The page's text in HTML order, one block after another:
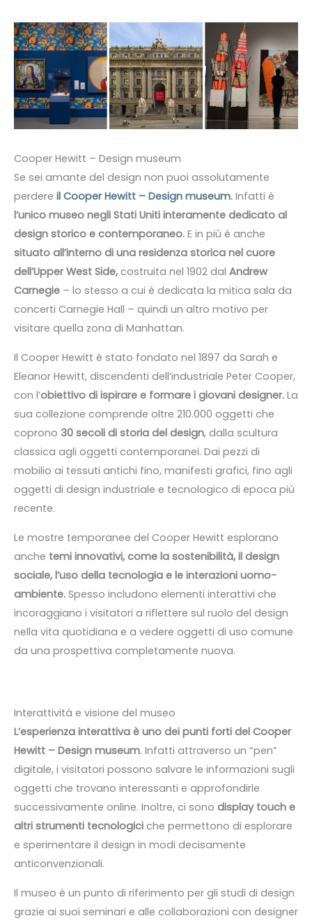
Cooper Hewitt – Design museum
Se sei amante del design non puoi assolutamente
perdere il Cooper Hewitt – Design museum. Infatti è
l’unico museo negli Stati Uniti interamente dedicato al
design storico e contemporaneo. E in più è anche
situato all’interno di una residenza storica nel cuore
dell’Upper West Side, costruita nel 1902 dal Andrew
Carnegie – lo stesso a cui è dedicata la mitica sala da
concerti Carnegie Hall – quindi un altro motivo per
visitare quella zona di Manhattan.
Il Cooper Hewitt è stato fondato nel 1897 da Sarah e
Eleanor Hewitt, discendenti dell’industriale Peter Cooper,
con l’obiettivo di ispirare e formare i giovani designer. La
sua collezione comprende oltre 210.000 oggetti che
coprono 30 secoli di storia del design, dalla scultura
classica agli oggetti contemporanei. Dai pezzi di
mobilio ai tessuti antichi fino, manifesti grafici, fino agli
oggetti di design industriale e tecnologico di epoca più
recente.
Le mostre temporanee del Cooper Hewitt esplorano
anche temi innovativi, come la sostenibilità, il design
sociale, l’uso della tecnologia e le interazioni uomo-
ambiente. Spesso includono elementi interattivi che
incoraggiano i visitatori a riflettere sul ruolo del design
nella vita quotidiana e a vedere oggetti di uso comune
da una prospettiva completamente nuova.
Interattività e visione del museo
L’esperienza interattiva è uno dei punti forti del Cooper
Hewitt – Design museum. Infatti attraverso un “pen”
digitale, i visitatori possono salvare le informazioni sugli
oggetti che trovano interessanti e approfondirle
successivamente online. Inoltre, ci sono display touch e
altri strumenti tecnologici che permettono di esplorare
e sperimentare il design in modi decisamente
anticonvenzionali.
Il museo è un punto di riferimento per gli studi di design
grazie ai suoi seminari e alle collaborazioni con designer